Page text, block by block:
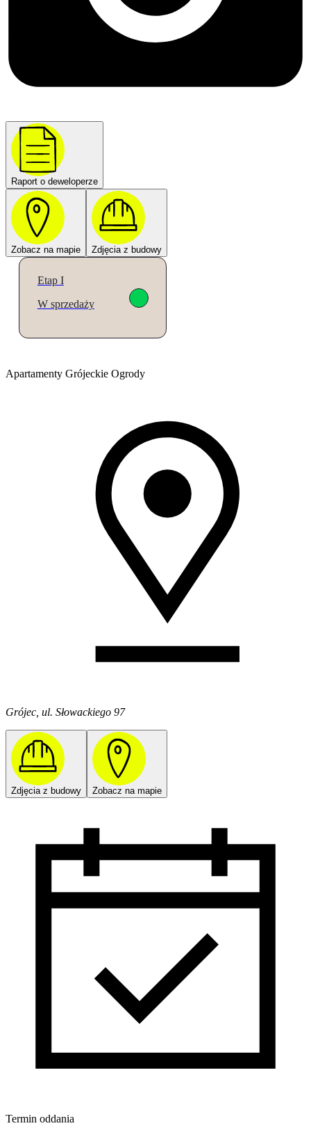
Raport o deweloperze
Zobacz na mapie Zdjęcia z budowy
Etap I
W sprzedaży
Apartamenty Grójeckie Ogrody
Grójec, ul. Słowackiego 97
Zdjęcia z budowy Zobacz na mapie
Termin oddania